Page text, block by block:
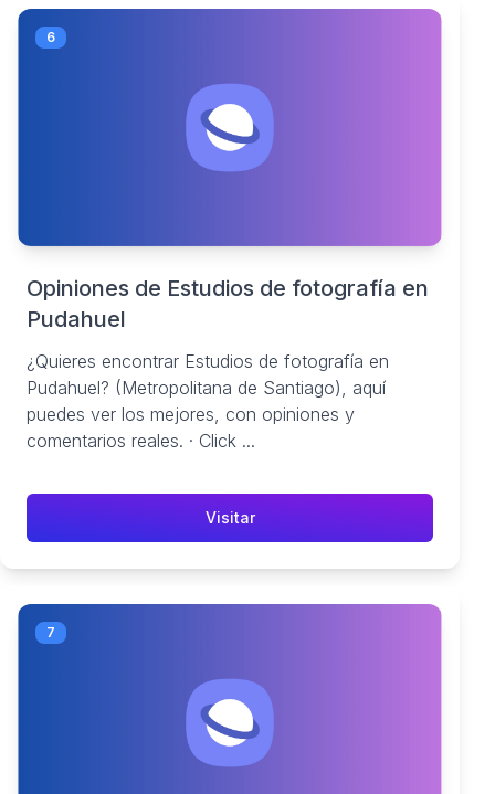
6
Opiniones de Estudios de fotografía en
Pudahuel
¿Quieres encontrar Estudios de fotografía en
Pudahuel? (Metropolitana de Santiago), aquí
puedes ver los mejores, con opiniones y
comentarios reales. · Click ...
Visitar
7